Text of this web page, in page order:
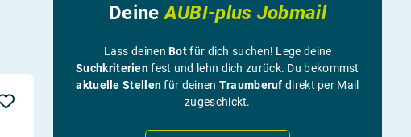
DeineAUBI-plus Jobmail
Lass deinenBotfür dich suchen! Lege deine
Suchkriterienfest und lehn dich zurück. Du bekommst
aktuelle Stellenfür deinen Traumberuf direkt per Mail
zugeschickt.